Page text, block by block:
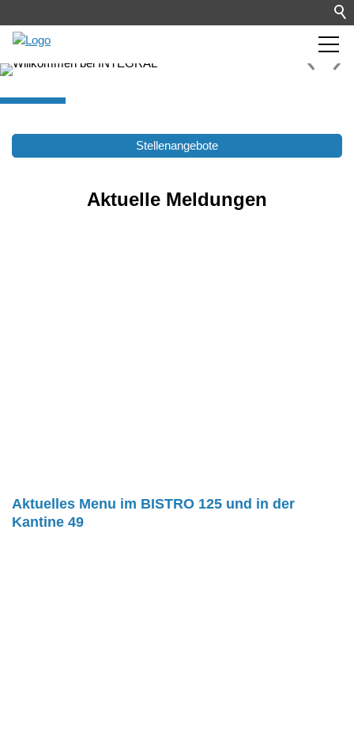
Stellenangebote
Aktuelle Meldungen
Aktuelles Menu im BISTRO 125 und in der
Kantine 49